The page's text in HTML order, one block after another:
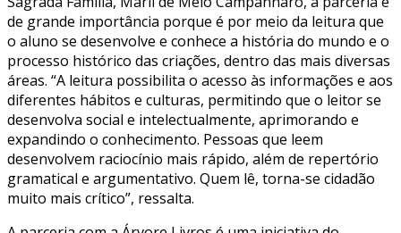
de grande importância porque é por meio da leitura que
o aluno se desenvolve e conhece a história do mundo e o
processo histórico das criações, dentro das mais diversas
áreas. “A leitura possibilita o acesso às informações e aos
diferentes hábitos e culturas, permitindo que o leitor se
desenvolva social e intelectualmente, aprimorando e
expandindo o conhecimento. Pessoas que leem
desenvolvem raciocínio mais rápido, além de repertório
gramatical e argumentativo. Quem lê, torna-se cidadão
muito mais crítico”, ressalta.